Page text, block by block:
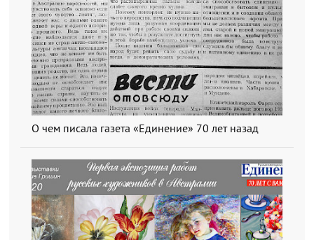
О чем писала газета «Единение» 70 лет назад